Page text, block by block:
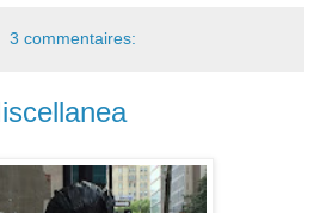
3 commentaires: